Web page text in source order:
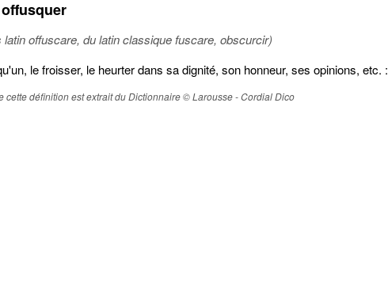
latin offuscare, du latin classique fuscare, obscurcir)
le froisser, le heurter dans sa dignité, son honneur, ses opinions, etc. :
cette définition est extrait du Dictionnaire © Larousse - Cordial Dico